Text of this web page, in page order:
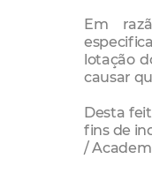
Em
lotação
causar
Desta
fins de
/